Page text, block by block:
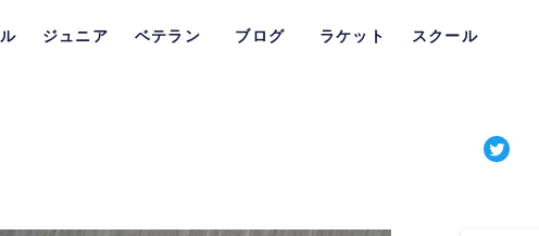
ジュニア ベテラン ブログ ラケット スクール